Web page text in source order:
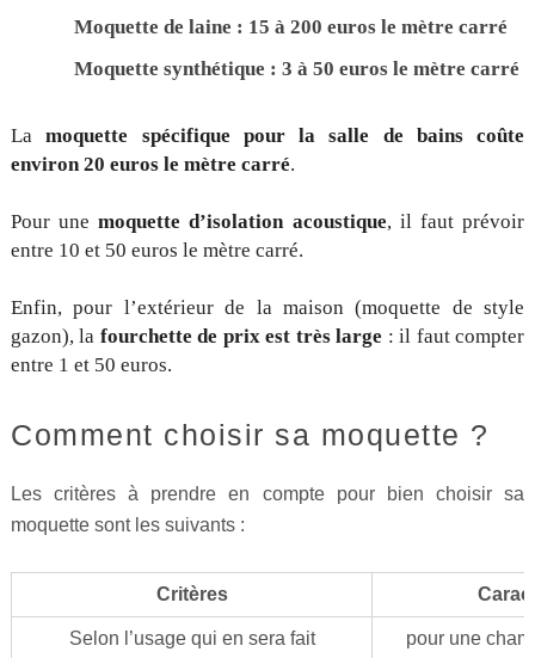
Moquette de laine : 15 à 200 euros le mètre carré
Moquette synthétique : 3 à 50 euros le mètre carré
Lamoquette spécifique pour la salle de bains coûte
environ 20 euros le mètre carré.
Pour unemoquette d’isolation acoustique, il faut prévoir
entre 10 et 50 euros le mètre carré.
Enfin, pour l’extérieur de la maison (moquette de style
gazon), la fourchette de prix est très large : il faut compter
entre 1 et 50 euros.
Comment choisir sa moquette ?
Les critères à prendre en compte pour bien choisir sa
moquette sont les suivants :
Critères
Selon l’usage qui en sera fait
pour une